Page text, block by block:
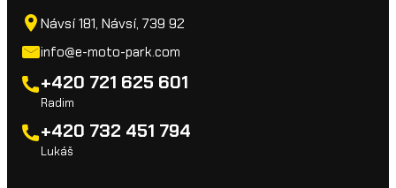
Návsí 181, Návsí, 739 92
info@e-moto-park.com
+420 721 625 601
Radim
+420 732 451 794
Lukáš